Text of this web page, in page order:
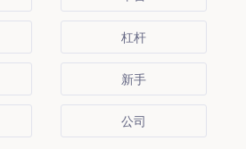
杠杆
新手
公司